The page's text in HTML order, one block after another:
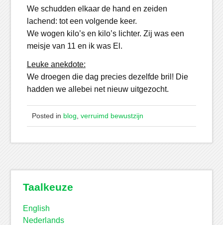
We schudden elkaar de hand en zeiden
lachend: tot een volgende keer.
We wogen kilo’s en kilo’s lichter. Zij was een
meisje van 11 en ik was El.
Leuke anekdote:
We droegen die dag precies dezelfde bril! Die
hadden we allebei net nieuw uitgezocht.
Posted in blog verruimd bewustzijn
Taalkeuze
English
Nederlands